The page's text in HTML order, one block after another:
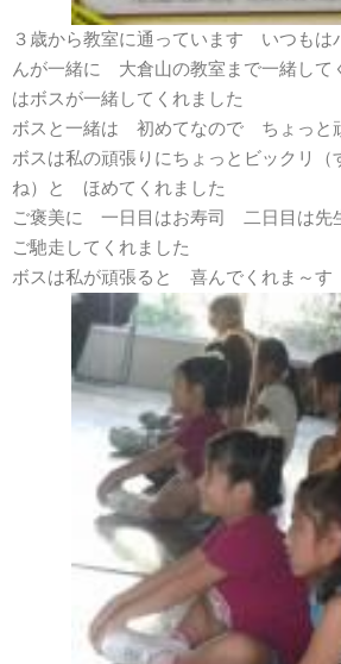
３歳から教室に通っています いつもは
んが一緒に 大倉山の教室まで一緒し
はボスが一緒してくれました
ボスと一緒は 初めてなので ちょっと
ボスは私の頑張りにちょっとビックリ
ね）と ほめてくれました
ご褒美に 一日目はお寿司 二日目は先
ご馳走してくれました
ボスは私が頑張ると 喜んでくれま～す